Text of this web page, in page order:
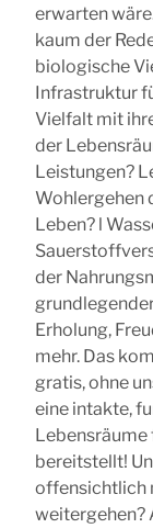
erwarten
kaum der
biologische
Infrastruktur
Vielfalt mit
der
Leistungen?
Wohlergehen
Leben? l
der
Erholung,
mehr. Das
gratis, ohne
eine intakte,
bereitstellt!
offensichtlich
weitergehen?